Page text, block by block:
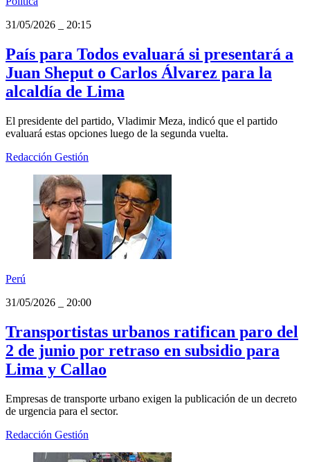
31/05/2026
20:15
País para Todos evaluará si presentará a
Juan Sheput o Carlos Álvarez para la
alcaldía de Lima
El presidente del partido, Vladimir Meza, indicó que el partido
evaluará estas opciones luego de la segunda vuelta.
Redacción Gestión
Perú
31/05/2026
20:00
Transportistas urbanos ratifican paro del
2 de junio por retraso en subsidio para
Lima y Callao
Empresas de transporte urbano exigen la publicación de un decreto
de urgencia para el sector.
Redacción Gestión